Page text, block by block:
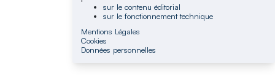
sur le contenu éditorial
sur le fonctionnement technique
Mentions Légales
Cookies
Données personnelles